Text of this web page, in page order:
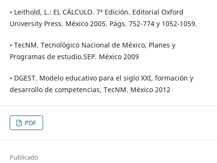
• Leithold, L.: EL CÁLCULO. 7ª Edición. Editorial Oxford
University Press. México 2005. Págs. 752-774 y 1052-1059.
• TecNM. Tecnológico Nacional de México, Planes y
Programas de estudio.SEP. México 2009
• DGEST. Modelo educativo para el siglo XXI, formación y
desarrollo de competencias, TecNM. México 2012
PDF
Publicado